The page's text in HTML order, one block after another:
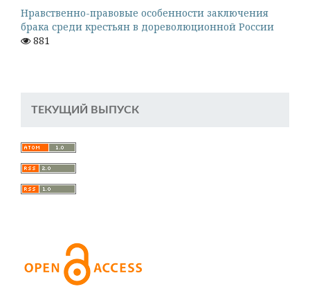
Нравственно-правовые особенности заключения
брака среди крестьян в дореволюционной России
881
ТЕКУЩИЙ ВЫПУСК